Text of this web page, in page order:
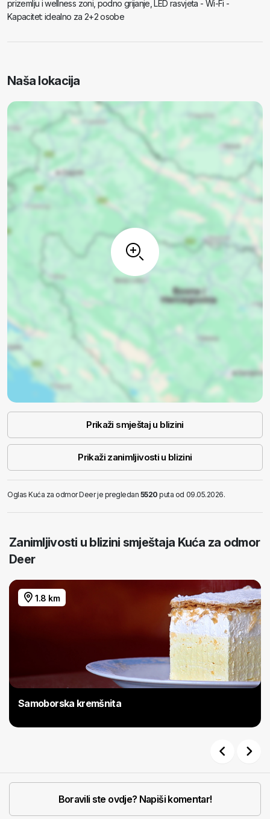
prizemlju i wellness zoni, podno grijanje, LED rasvjeta - Wi-Fi -
Kapacitet: idealno za 2+2 osobe
Naša lokacija
Prikaži smještaj u blizini
Prikaži zanimljivosti u blizini
Oglas Kuća za odmor Deer je pregledan 5520 puta od 09.05.2026.
Zanimljivosti u blizini smještaja Kuća za odmor
Deer
1.8 km
Samoborska kremšnita
Boravili ste ovdje? Napiši komentar!